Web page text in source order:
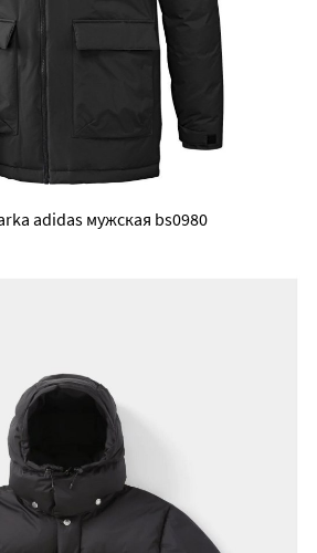
adidas мужская bs0980